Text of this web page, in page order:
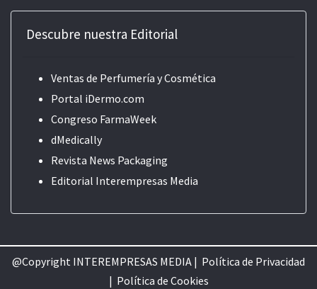
Descubre nuestra Editorial
Ventas de Perfumería y Cosmética
Portal iDermo.com
Congreso FarmaWeek
dMedically
Revista News Packaging
Editorial Interempresas Media
@Copyright INTEREMPRESAS MEDIA | Política de Privacidad
| Política de Cookies